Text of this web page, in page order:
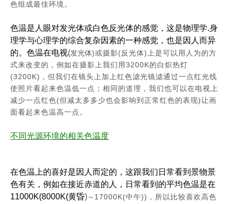
色组成最佳环境。
色温是人眼对发光体或白色反光体的感觉，这是物理学.身
理学与心理学的综合复杂因素的一种感觉，也是因人而异
的。色温在电视(发光体)或摄影(反光体)上是可以用人为的方
式来改变的，例如在摄影上我们用 3200K的白炽热灯
(3200K) ，但我们在镜头上加上红色滤光镜滤通过一点红光线
使照片看起来色温低一点；相同的道理，我们也可以在电视上
减少一点红色(但减太多多少也会影响到正常红色的表现)让画
面看起来色温高一点。
不同光源环境的相关色温度
在色温上的喜好是因人而定的，这跟我们日常看到景物景
色有关，例如在接近赤道的人，日常看到的平均色温是在
11000K(8000K(黄昏) ～ 17000K(中午)) ，所以比较喜欢高色